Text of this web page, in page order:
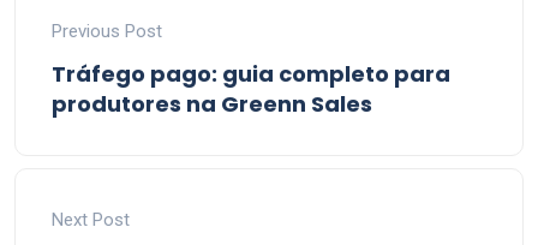
Previous Post
Tráfego pago: guia completo para
produtores na Greenn Sales
Next Post